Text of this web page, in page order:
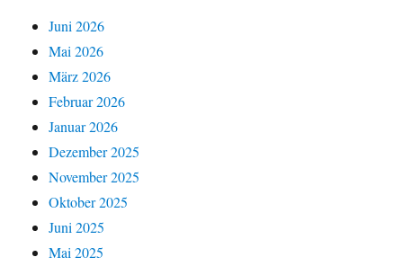
Juni 2026
Mai 2026
März 2026
Februar 2026
Januar 2026
Dezember 2025
November 2025
Oktober 2025
Juni 2025
Mai 2025